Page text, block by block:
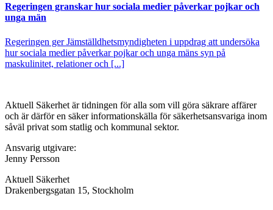
Regeringen granskar hur sociala medier påverkar pojkar och
unga män
Regeringen ger Jämställdhetsmyndigheten i uppdrag att undersöka
hur sociala medier påverkar pojkar och unga mäns syn på
maskulinitet, relationer och [...]
Aktuell Säkerhet är tidningen för alla som vill göra säkrare affärer
och är därför en säker informationskälla för säkerhets­ansvariga inom
såväl privat som statlig och kommunal sektor.
Ansvarig utgivare:
Jenny Persson
Aktuell Säkerhet
Drakenbergsgatan 15, Stockholm